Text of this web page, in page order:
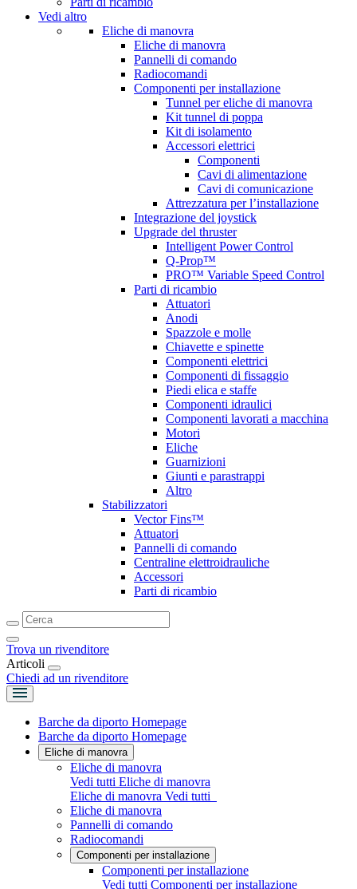
Vedi altro
Eliche di manovra
Eliche di manovra
Pannelli di comando
Radiocomandi
Componenti per installazione
Tunnel per eliche di manovra
Kit tunnel di poppa
Kit di isolamento
Accessori elettrici
Componenti
Cavi di alimentazione
Cavi di comunicazione
Attrezzatura per l’installazione
Integrazione del joystick
Upgrade del thruster
Intelligent Power Control
Q-Prop™
PRO™ Variable Speed Control
Parti di ricambio
Attuatori
Anodi
Spazzole e molle
Chiavette e spinette
Componenti elettrici
Componenti di fissaggio
Piedi elica e staffe
Componenti idraulici
Componenti lavorati a macchina
Motori
Eliche
Guarnizioni
Giunti e parastrappi
Altro
Stabilizzatori
Vector Fins™
Attuatori
Pannelli di comando
Centraline elettroidrauliche
Accessori
Parti di ricambio
Trova un rivenditore
Articoli
Chiedi ad un rivenditore
Barche da diporto Homepage
Barche da diporto Homepage
Eliche di manovra
Eliche di manovra
Vedi tutti Eliche di manovra
Eliche di manovra Vedi tutti
Eliche di manovra
Pannelli di comando
Radiocomandi
Componenti per installazione
Componenti per installazione
Vedi tutti Componenti per installazione